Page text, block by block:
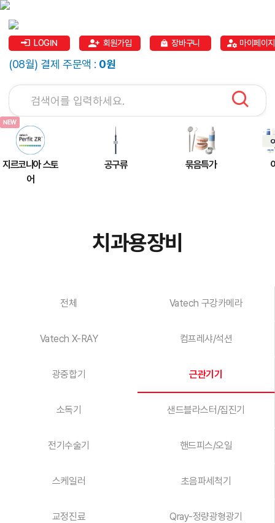
LOGIN 회원가입 장바구니 마이페이지
(08월) 결제 주문액 : 0원
지르코니아 스토
어
공구류 묶음특가
치과용장비
전체 Vatech 구강카메라
Vatech X-RAY 컴프레샤/석션
광중합기 근관기기
소독기 샌드블라스터/집진기
전기수술기 핸드피스/오일
스케일러 초음파세척기
교정진료 Qray-정량광형광기